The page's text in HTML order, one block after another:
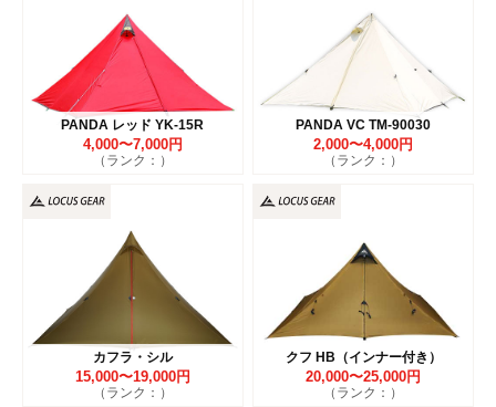
PANDA レッド YK-15R
4,000〜7,000円
（ランク：）
PANDA VC TM-90030
2,000〜4,000円
（ランク：）
カフラ・シル
15,000〜19,000円
（ランク：）
クフ HB（インナー付き）
20,000〜25,000円
（ランク：）